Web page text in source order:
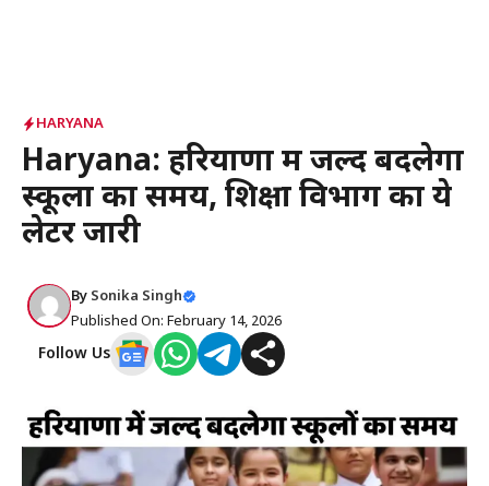
HARYANA
Haryana: हरियाणा में जल्द बदलेगा
स्कूलों का समय, शिक्षा विभाग का ये
लेटर जारी
By Sonika Singh
Published On: February 14, 2026
Follow Us